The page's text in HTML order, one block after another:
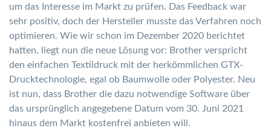
um das Interesse im Markt zu prüfen. Das Feedback war
sehr positiv, doch der Hersteller musste das Verfahren noch
optimieren. Wie wir schon im Dezember 2020 berichtet
hatten, liegt nun die neue Lösung vor: Brother verspricht
den einfachen Textildruck mit der herkömmlichen GTX-
Drucktechnologie, egal ob Baumwolle oder Polyester. Neu
ist nun, dass Brother die dazu notwendige Software über
das ursprünglich angegebene Datum vom 30. Juni 2021
hinaus dem Markt kostenfrei anbieten will.